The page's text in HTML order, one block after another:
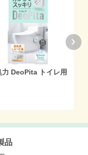
力 DeoPita トイレ用
品